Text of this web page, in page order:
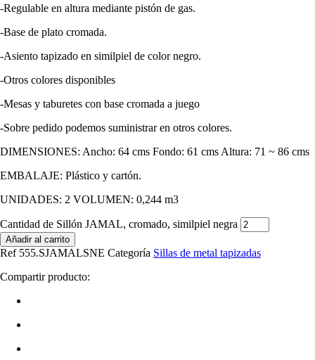
-Regulable en altura mediante pistón de gas.
-Base de plato cromada.
-Asiento tapizado en similpiel de color negro.
-Otros colores disponibles
-Mesas y taburetes con base cromada a juego
-Sobre pedido podemos suministrar en otros colores.
DIMENSIONES: Ancho: 64 cms Fondo: 61 cms Altura: 71 ~ 86 cms
EMBALAJE: Plástico y cartón.
UNIDADES: 2 VOLUMEN: 0,244 m3
Cantidad de Sillón JAMAL, cromado, similpiel negra
Añadir al carrito
Ref 555.SJAMALSNE Categoría Sillas de metal tapizadas
Compartir producto: